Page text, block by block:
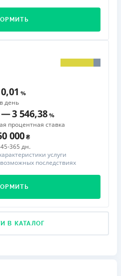
0,01
в день
—3 546,38
процентная ставка
000
365 дн.
услуги
последствиях
В КАТАЛОГ